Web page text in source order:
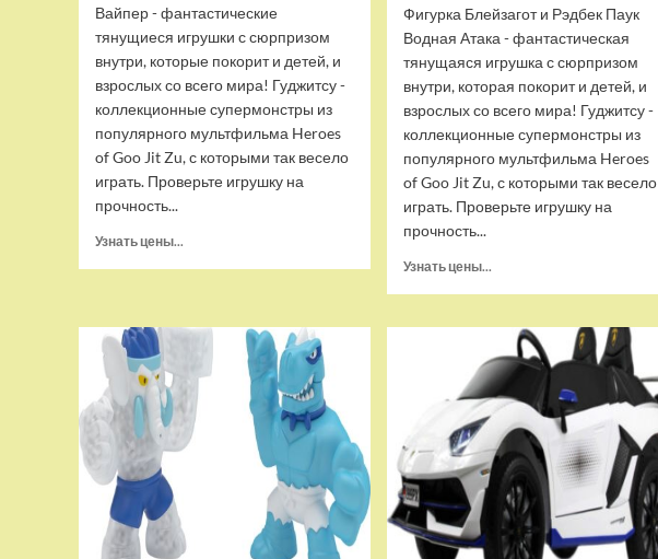
Вайпер - фантастические
тянущиеся игрушки с сюрпризом
внутри, которые покорит и детей, и
взрослых со всего мира! Гуджитсу -
коллекционные супермонстры из
популярного мультфильма Heroes
of Goo Jit Zu, с которыми так весело
играть. Проверьте игрушку на
прочность...
Узнать цены...
Гуджитсу
Вайпер
Фигурка Блейзагот и Рэдбек Паук
Водная Атака - фантастическая
тянущаяся игрушка с сюрпризом
внутри, которая покорит и детей, и
взрослых со всего мира! Гуджитсу -
коллекционные супермонстры из
популярного мультфильма Heroes
of Goo Jit Zu, с которыми так весело
играть. Проверьте игрушку на
прочность...
Узнать цены...
Тянущаяся
игрушка
Гуджитсу
Блейзагот
Рэдбек
Паук
Водная
Атака